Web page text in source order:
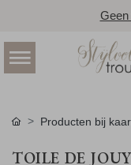
Producten bij
TOILE DE